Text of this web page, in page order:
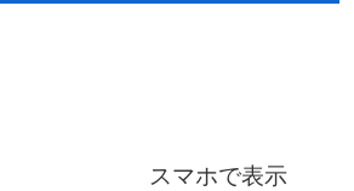
スマホで表示